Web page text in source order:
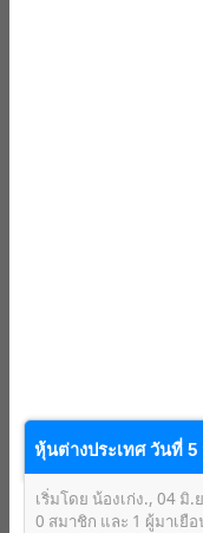
หุ้นต่างประเทศ วันที่
เริ่มโดย น้องเก่ง., 04 มิ.
0 สมาชิก และ 1 ผู้มาเยื